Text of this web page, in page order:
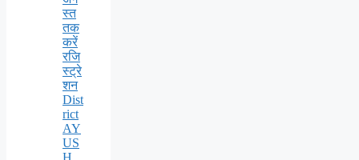
स्त
तक
करें
रजि
स्ट्रे
शन
Dist
rict
AY
US